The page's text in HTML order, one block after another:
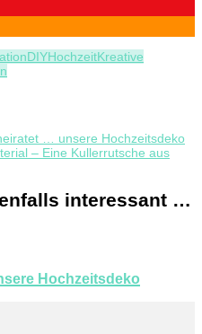
DIYHochzeitKreative
… unsere Hochzeitsdeko
– Eine Kullerrutsche aus
interessant …
Hochzeitsdeko